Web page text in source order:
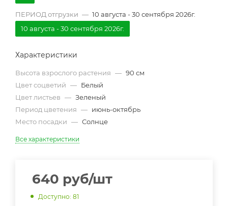
ПЕРИОД отгрузки — 10 августа - 30 сентября 2026г.
10 августа - 30 сентября 2026г.
Характеристики
Высота взрослого растения — 90 см
Цвет соцветий — Белый
Цвет листьев — Зеленый
Период цветения — июнь-октябрь
Место посадки — Солнце
Все характеристики
640 руб/шт
Доступно: 81